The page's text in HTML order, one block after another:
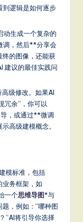
逻辑是如何逐步
动生成一个复杂的
调，然后**分享会
的图像，还能获
建议的最佳实践问
级修改。如果AI
冗余”，你可以
，或通过**微调
高级建模概念。
模标准，包括
业务框架，如
一个思维导图*与
，例如：“哪种图
”AI将引导你选择